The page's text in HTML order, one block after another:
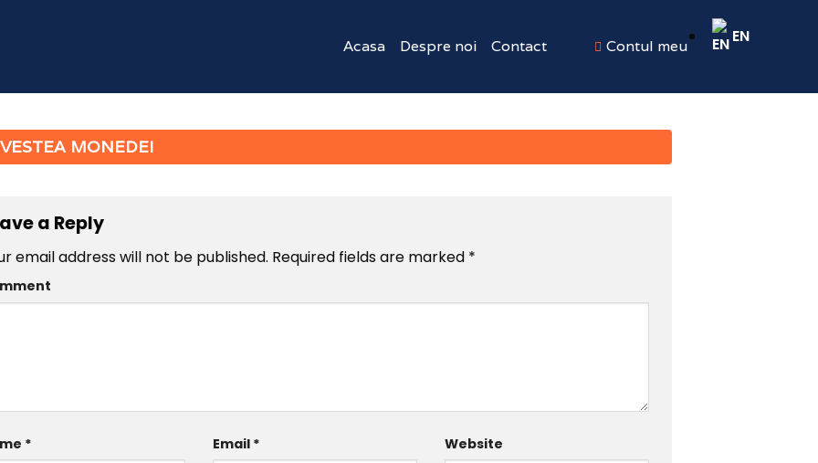
Acasa Despre noi Contact Contul meu EN
MONEDEI
a Reply
email address will not be published. Required fields are marked *
* Email * Website